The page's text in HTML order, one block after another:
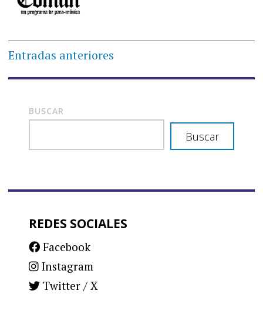
Navegación
de
Entradas anteriores
BUSCAR
Buscar
REDES SOCIALES
Facebook
Instagram
Twitter / X